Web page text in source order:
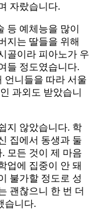
자랐습니다.
등 예체능을 많이
지는 딸들을 위해
골이라 피아노가 우
들 정도였습니다.
언니들을 따라 서울
과외도 받았습니
지 않았습니다. 학
집에서 동생과 둘
모든 것이 제 마음
업에 집중이 안 돼
불가할 정도로 성
괜찮으니 한 번 더
습니다.